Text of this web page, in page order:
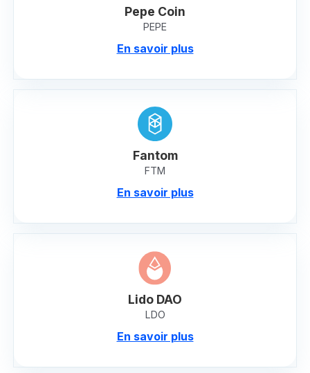
Pepe Coin
PEPE
En savoir plus
Fantom
FTM
En savoir plus
Lido DAO
LDO
En savoir plus